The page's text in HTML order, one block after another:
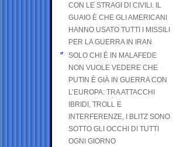
CON LE STRAGI DI CIVILI. IL
GUAIO È CHE GLI AMERICANI
HANNO USATO TUTTI I MISSILI
PER LA GUERRA IN IRAN
SOLO CHI È IN MALAFEDE
NON VUOLE VEDERE CHE
PUTIN È GIÀ IN GUERRA CON
L’EUROPA: TRA ATTACCHI
IBRIDI, TROLL E
INTERFERENZE, I BLITZ SONO
SOTTO GLI OCCHI DI TUTTI
OGNI GIORNO